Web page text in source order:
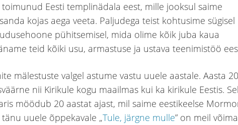
Eesti templinädala eest, mille jooksul saime
kojas aega veeta. Paljudega teist kohtusime sügisel
pühitsemisel, mida olime kõik juba kaua
teid kõiki usu, armastuse ja ustava teenimistöö
mälestuste valgel astume vastu uuele aastale. Aasta
nii Kirikule kogu maailmas kui ka kirikule Eestis.
möödub 20 aastat ajast, mil saime eestikeelse
uuele õppekavale „Tule, järgne mulle” on meil